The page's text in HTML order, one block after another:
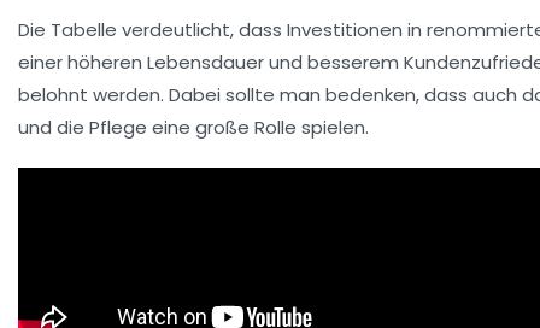
Die Tabelle verdeutlicht, dass Investitionen in
einer höheren Lebensdauer und besserem
belohnt werden. Dabei sollte man bedenken, dass auch
und die Pflege eine große Rolle spielen.